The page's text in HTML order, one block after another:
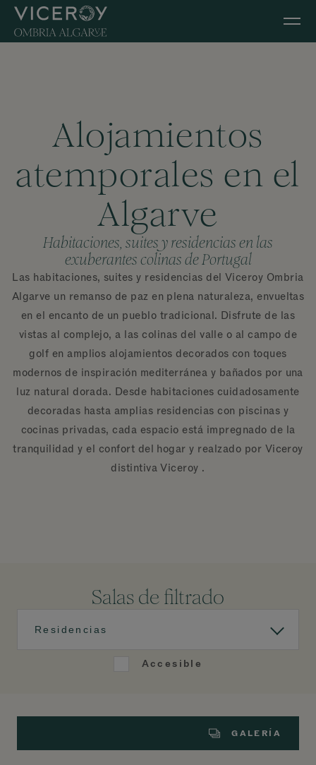
Ir al contenido principal
Alojamientos
atemporales en el
Algarve
Habitaciones, suites y residencias en las
exuberantes colinas de Portugal
Las habitaciones, suites y residencias del Viceroy Ombria
Algarve un remanso de paz en plena naturaleza, envueltas
en el encanto de un pueblo tradicional. Disfrute de las
vistas al complejo, a las colinas del valle o al campo de
golf en amplios alojamientos decorados con toques
modernos de inspiración mediterránea y bañados por una
luz natural dorada. Desde habitaciones cuidadosamente
decoradas hasta amplias residencias con piscinas y
cocinas privadas, cada espacio está impregnado de la
tranquilidad y el confort del hogar y realzado por Viceroy
distintiva Viceroy .
Salas de filtrado
Residencias
Accesible
GALERÍA